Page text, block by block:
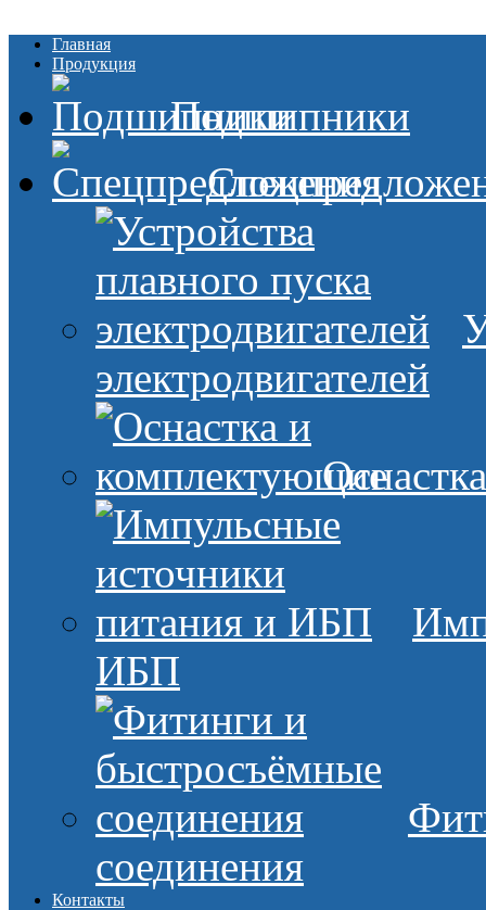
Главная
Продукция
Подшипники
электродвигателей
ИБП
соединения
Контакты